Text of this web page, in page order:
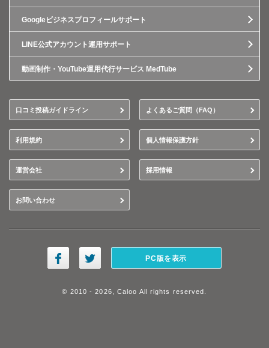
Googleビジネスプロフィールサポート
LINE公式アカウント運用サポート
動画制作・YouTube運用代行サービス MedTube
口コミ投稿ガイドライン よくあるご質問（FAQ）
利用規約 個人情報保護方針
運営会社 採用情報
お問い合わせ
PC版を表示
© 2010 - 2026, Caloo All rights reserved.